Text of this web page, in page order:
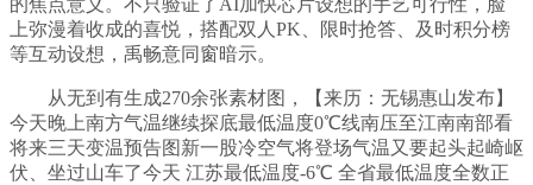
的焦点意义。不只验证了AI加快芯片设想的手艺可行性，脸
上弥漫着收成的喜悦，搭配双人PK、限时抢答、及时积分榜
等互动设想，禹畅意同窗暗示。
从无到有生成270余张素材图，【来历：无锡惠山发布】
今天晚上南方气温继续探底最低温度0℃线南压至江南南部看
将来三天变温预告图新一股冷空气将登场气温又要起头起崎岖
伏、坐过山车了今天 江苏最低温度-6℃ 全省最低温度全数正